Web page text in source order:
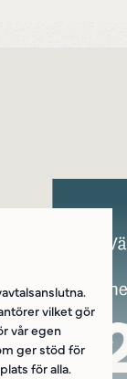
vilket gör
vår egen
ger stöd för
för alla.